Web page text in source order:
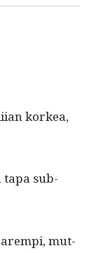
korkea,
tapa sub­
mut­